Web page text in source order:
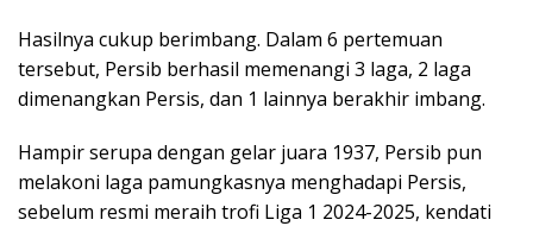
Hasilnya cukup berimbang. Dalam 6 pertemuan
tersebut, Persib berhasil memenangi 3 laga, 2 laga
dimenangkan Persis, dan 1 lainnya berakhir imbang.
Hampir serupa dengan gelar juara 1937, Persib pun
melakoni laga pamungkasnya menghadapi Persis,
sebelum resmi meraih trofi Liga 1 2024-2025, kendati